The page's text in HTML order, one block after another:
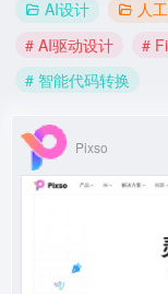
AI设计 人
# AI驱动设计
#
# 智能代码转换
Pixso